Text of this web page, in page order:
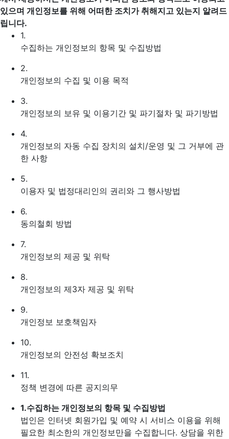
있으며 개인정보를 위해 어떠한 조치가 취해지고 있는지 알려드
립니다.
1.
수집하는 개인정보의 항목 및 수집방법
2.
개인정보의 수집 및 이용 목적
3.
개인정보의 보유 및 이용기간 및 파기절차 및 파기방법
4.
개인정보의 자동 수집 장치의 설치/운영 및 그 거부에 관
한 사항
5.
이용자 및 법정대리인의 권리와 그 행사방법
6.
동의철회 방법
7.
개인정보의 제공 및 위탁
8.
개인정보의 제3자 제공 및 위탁
9.
개인정보 보호책임자
10.
개인정보의 안전성 확보조치
11.
정책 변경에 따른 공지의무
1.수집하는 개인정보의 항목 및 수집방법
법인은 인터넷 회원가입 및 예약 시 서비스 이용을 위해
필요한 최소한의 개인정보만을 수집합니다. 상담을 위한